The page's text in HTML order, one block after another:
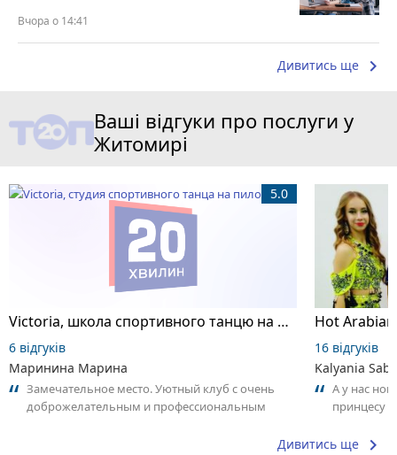
Вчора о 14:41
Дивитись ще keyboard_arrow_right
Ваші відгуки про послуги у
Житомирі
Victoria, школа спортивного танцю на пілоні
5.0
6 відгуків
Маринина Марина
Замечательное место. Уютный клуб с очень
доброжелательным и профессиональным
16 відгуків
Kalyania
А у нас
принцесу
Дивитись ще keyboard_arrow_right